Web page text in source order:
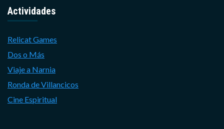
Actividades
Relicat Games
Dos o Más
Viaje a Narnia
Ronda de Villancicos
Cine Espiritual